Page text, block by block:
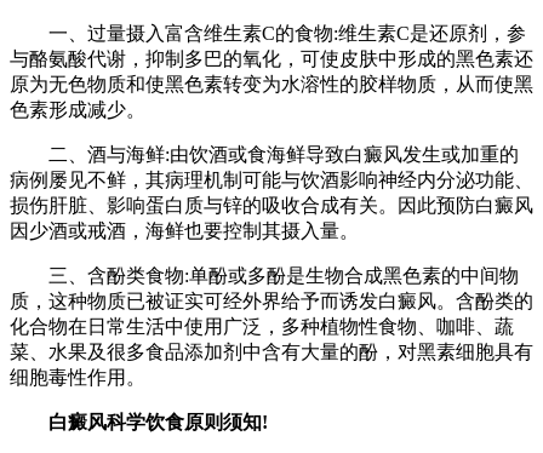
一、过量摄入富含维生素C的食物:维生素C是还原剂，参
与酪氨酸代谢，抑制多巴的氧化，可使皮肤中形成的黑色素还
原为无色物质和使黑色素转变为水溶性的胶样物质，从而使黑
色素形成减少。
二、酒与海鲜:由饮酒或食海鲜导致白癜风发生或加重的
病例屡见不鲜，其病理机制可能与饮酒影响神经内分泌功能、
损伤肝脏、影响蛋白质与锌的吸收合成有关。因此预防白癜风
因少酒或戒酒，海鲜也要控制其摄入量。
三、含酚类食物:单酚或多酚是生物合成黑色素的中间物
质，这种物质已被证实可经外界给予而诱发白癜风。含酚类的
化合物在日常生活中使用广泛，多种植物性食物、咖啡、蔬
菜、水果及很多食品添加剂中含有大量的酚，对黑素细胞具有
细胞毒性作用。
白癜风科学饮食原则须知!